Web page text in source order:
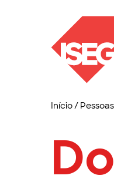
Início/ Pessoas